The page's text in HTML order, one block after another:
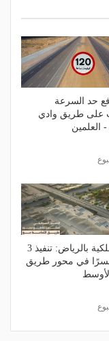
حد السرعة
على طريق وادي
العلمين
الهيئة الملكية بالرياض: تنفيذ 3
في محور طريق